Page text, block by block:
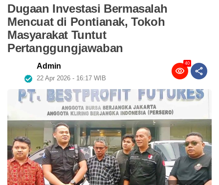
Dugaan Investasi Bermasalah
Mencuat di Pontianak, Tokoh
Masyarakat Tuntut
Pertanggungjawaban
Admin
22 Apr 2026 - 16:17 WIB
40